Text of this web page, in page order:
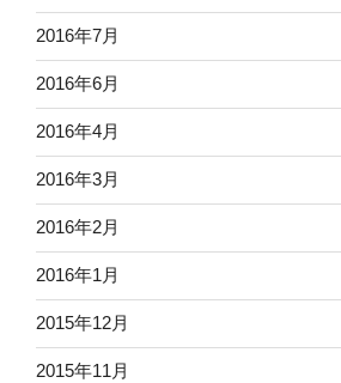
2016年7月
2016年6月
2016年4月
2016年3月
2016年2月
2016年1月
2015年12月
2015年11月